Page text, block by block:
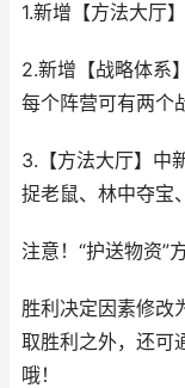
1.新增【方法大厅
2.新增【战略体系
每个阵营可有两个
3.【方法大厅】中
捉老鼠、林中夺宝
注意！“护送物资”
胜利决定因素修改
取胜利之外，还可
哦！